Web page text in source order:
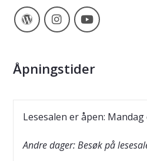
WordpressInstagramYoutube
Åpningstider
Lesesalen er åpen:
Andre dager: Besøk på